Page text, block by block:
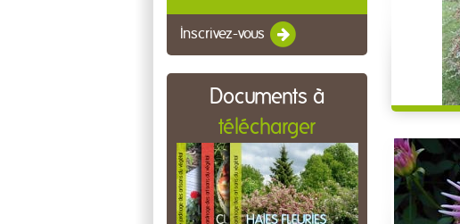
Inscrivez-vous
Documents à
télécharger